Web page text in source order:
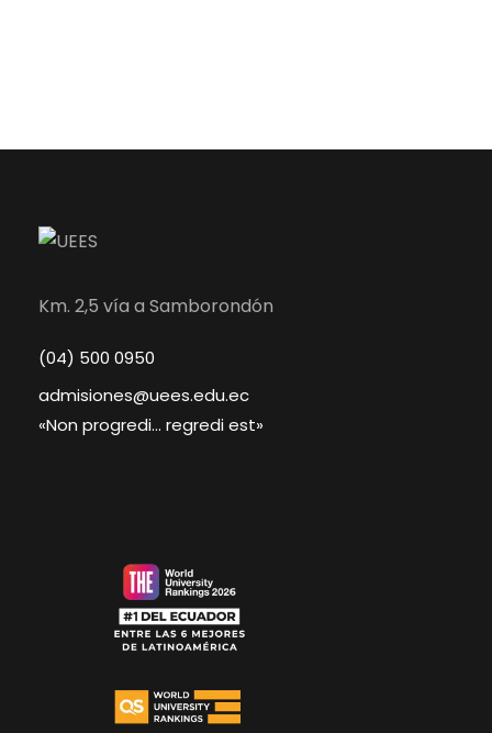
Km. 2,5 vía a Samborondón
(04) 500 0950
admisiones@uees.edu.ec
«Non progredi… regredi est»